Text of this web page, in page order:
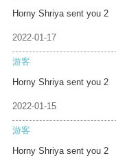
Horny Shriya sent you 2
2022-01-17
游客
Horny Shriya sent you 2
2022-01-15
游客
Horny Shriya sent you 2